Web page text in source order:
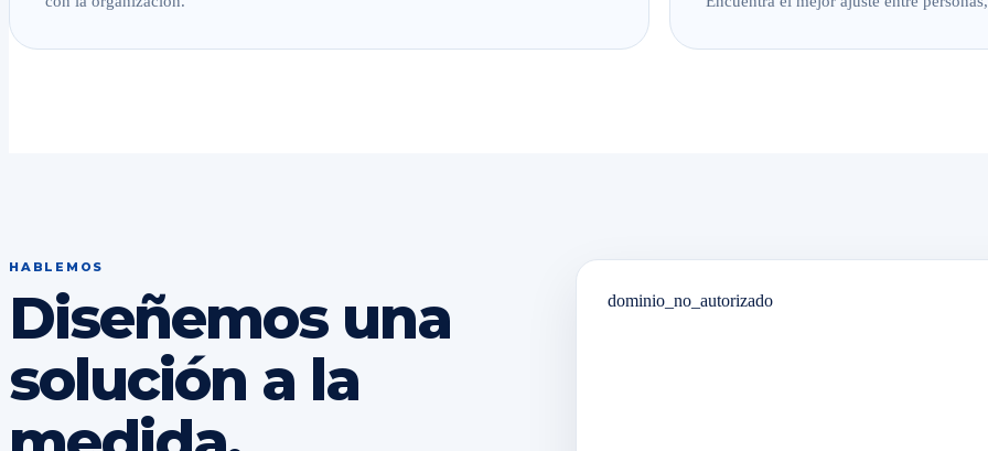
HABLEMOS
Diseñemos una
solución a la
dominio_no_autorizado